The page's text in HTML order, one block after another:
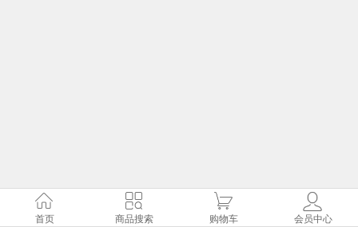
首页 商品搜索 购物车 会员中心